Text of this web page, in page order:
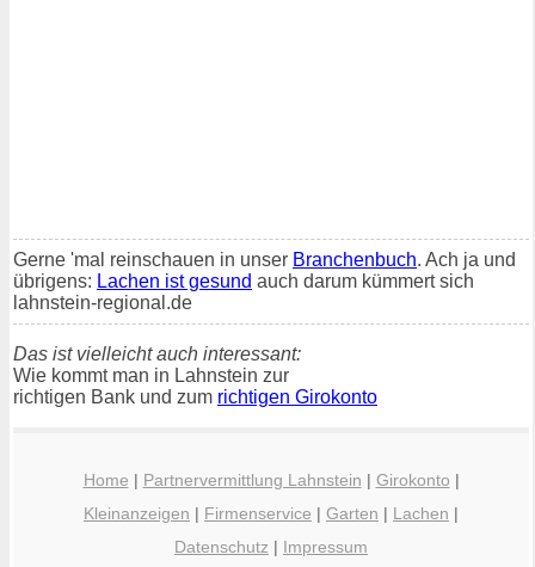
Gerne 'mal reinschauen in unser Branchenbuch. Ach ja und
übrigens: Lachen ist gesund auch darum kümmert sich
lahnstein-regional.de
Das ist vielleicht auch interessant:
Wie kommt man in Lahnstein zur
richtigen Bank und zum richtigen Girokonto
Home | Partnervermittlung Lahnstein | Girokonto |
Kleinanzeigen | Firmenservice | Garten | Lachen |
Datenschutz | Impressum